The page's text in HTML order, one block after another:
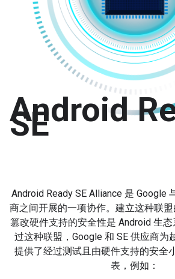
Android
SE
Android Ready SE Alliance 是 Google
商之间开展的一项协作。建立这种联
篡改硬件支持的安全性是 Android 生
过这种联盟，Google 和 SE 供应商为
提供了经过测试且由硬件支持的安全
表，例如：